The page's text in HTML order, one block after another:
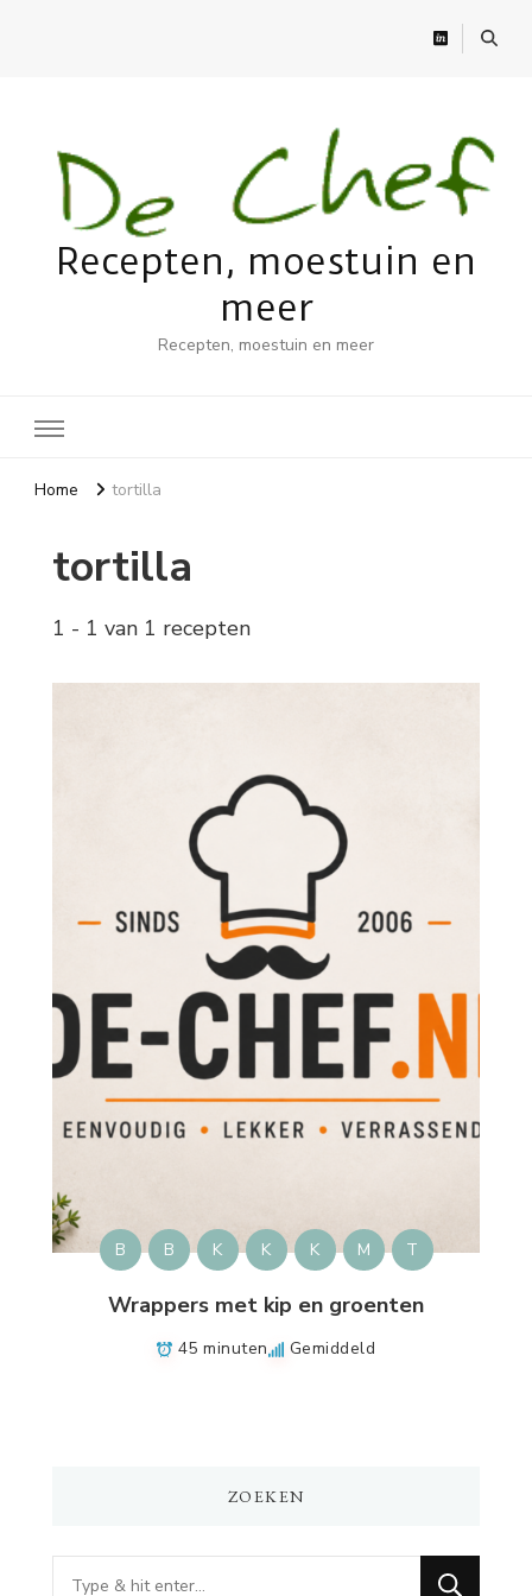
Recepten, moestuin en
meer
Recepten, moestuin en meer
Home tortilla
tortilla
1 - 1 van 1 recepten
B B K K K M T
Wrappers met kip en groenten
45 minuten Gemiddeld
ZOEKEN
Op